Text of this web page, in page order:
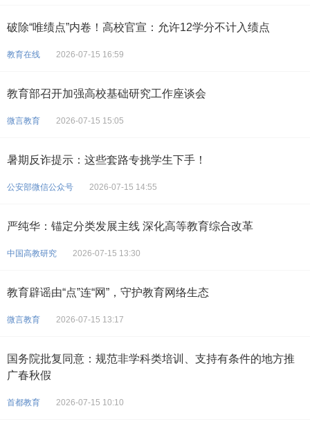
破除“唯绩点”内卷！高校官宣：允许12学分不计入绩点
教育在线 2026-07-15 16:59
教育部召开加强高校基础研究工作座谈会
微言教育 2026-07-15 15:05
暑期反诈提示：这些套路专挑学生下手！
公安部微信公众号 2026-07-15 14:55
严纯华：锚定分类发展主线 深化高等教育综合改革
中国高教研究 2026-07-15 13:30
教育辟谣由“点”连“网”，守护教育网络生态
微言教育 2026-07-15 13:17
国务院批复同意：规范非学科类培训、支持有条件的地方推
广春秋假
首都教育 2026-07-15 10:10